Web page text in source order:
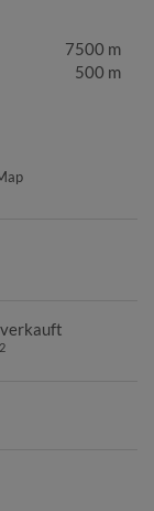
7500 m
500 m
2